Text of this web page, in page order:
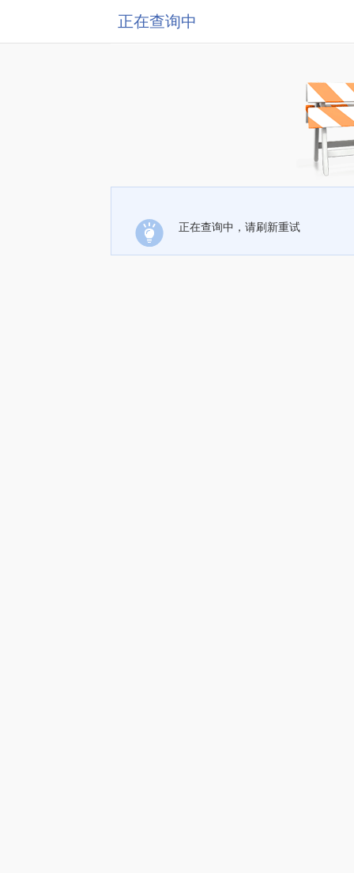
正在查询中
正在查询中，请刷新重试